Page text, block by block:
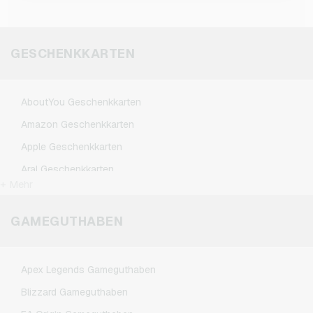
GESCHENKKARTEN
AboutYou Geschenkkarten
Amazon Geschenkkarten
Apple Geschenkkarten
Aral Geschenkkarten
BestChoice Premium Geschenkkarten
GAMEGUTHABEN
Apex Legends Gameguthaben
Blizzard Gameguthaben